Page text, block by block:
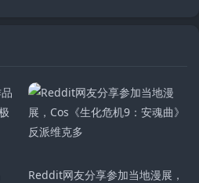
Reddit网友分享参加当地漫展，